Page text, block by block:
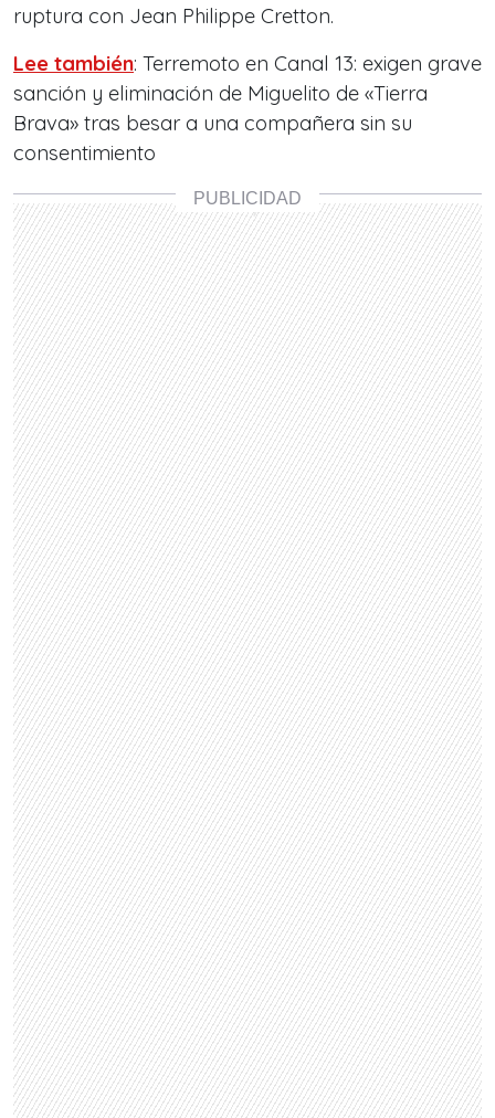
ruptura con Jean Philippe Cretton.
Lee también: Terremoto en Canal 13: exigen grave
sanción y eliminación de Miguelito de «Tierra
Brava» tras besar a una compañera sin su
consentimiento